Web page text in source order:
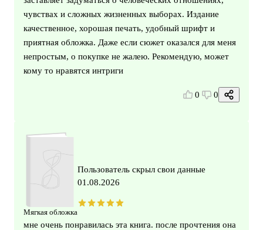
чувствах и сложных жизненных выборах. Издание
качественное, хорошая печать, удобный шрифт и
приятная обложка. Даже если сюжет оказался для меня
непростым, о покупке не жалею. Рекомендую, может
кому то нравятся интриги
0 0
Мягкая обложка
Пользователь скрыл свои данные
01.08.2026
мне очень понравилась эта книга. после прочтения она